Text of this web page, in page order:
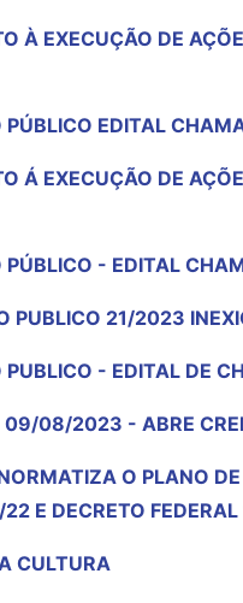
À EXECUÇÃO DE
PÚBLICO EDITAL
Á EXECUÇÃO DE
- EDITAL
PUBLICO 21/2023
- EDITAL DE
08/2023 - ABRE
O PLANO
E DECRETO
CULTURA